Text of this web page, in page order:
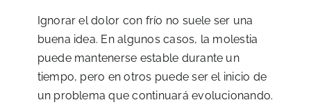
Ignorar el dolor con frío no suele ser una
buena idea. En algunos casos, la molestia
puede mantenerse estable durante un
tiempo, pero en otros puede ser el inicio de
un problema que continuará evolucionando.